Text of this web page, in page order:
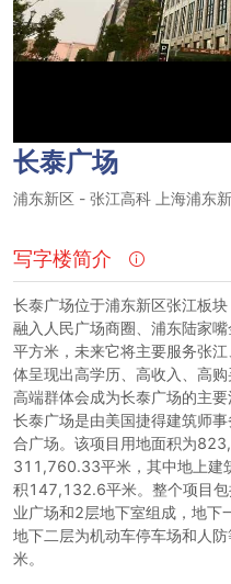
长泰广场
浦东新区 - 张江高科上海浦东
写字楼简介
长泰广场位于浦东新区张江板
融入人民广场商圈、浦东陆家
平方米，未来它将主要服务张
体呈现出高学历、高收入、高
高端群体会成为长泰广场的主要
长泰广场是由美国捷得建筑师
合广场。该项目用地面积为
311,760.33平米，其中地上建
积147,132.6平米。整个项目
业广场和2层地下室组成，地下
地下二层为机动车停车场和人
米。